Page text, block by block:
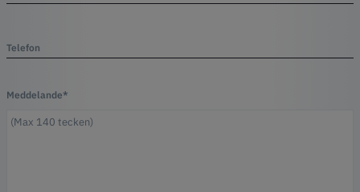
Telefon
Meddelande*